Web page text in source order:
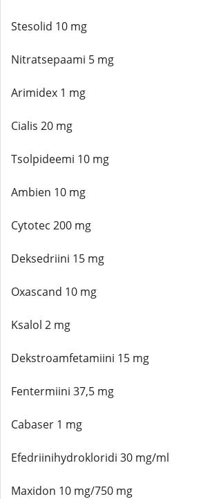
Stesolid 10 mg
Nitratsepaami 5 mg
Arimidex 1 mg
Cialis 20 mg
Tsolpideemi 10 mg
Ambien 10 mg
Cytotec 200 mg
Deksedriini 15 mg
Oxascand 10 mg
Ksalol 2 mg
Dekstroamfetamiini 15 mg
Fentermiini 37,5 mg
Cabaser 1 mg
Efedriinihydrokloridi 30 mg/ml
Maxidon 10 mg/750 mg